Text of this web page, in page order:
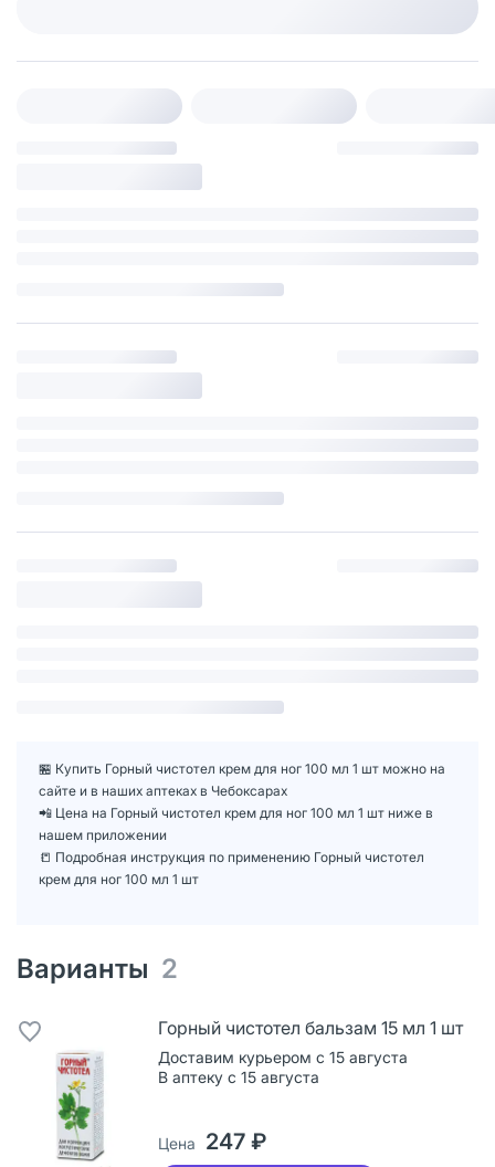
🏪 Купить Горный чистотел крем для ног 100 мл 1 шт можно на
сайте и в наших аптеках в Чебоксарах
📲 Цена на Горный чистотел крем для ног 100 мл 1 шт ниже в
нашем приложении
📒 Подробная инструкция по применению Горный чистотел
крем для ног 100 мл 1 шт
Варианты 2
Горный чистотел бальзам 15 мл 1 шт
Доставим курьером с 15 августа
В аптеку с 15 августа
Цена 247 ₽